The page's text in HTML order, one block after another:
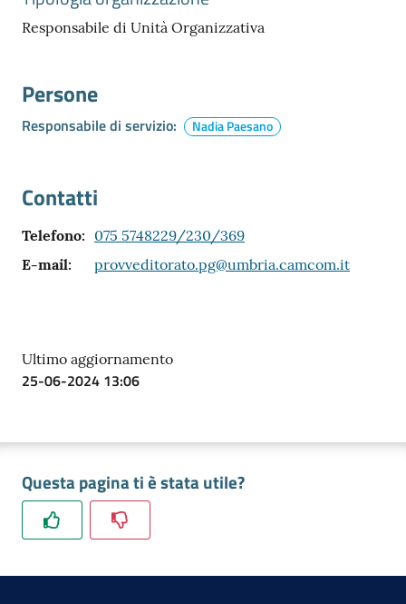
territorio
l'Impresa
e
L'Impresa
Digitale
Ac
Re
gis
Responsabile di Unità Organizzativa
Persone
Responsabile di servizio: Nadia Paesano
Contatti
Telefono: 075 5748229/230/369
E-mail: provveditorato.pg@umbria.camcom.it
Ultimo aggiornamento
25-06-2024 13:06
Questa pagina ti è stata utile?